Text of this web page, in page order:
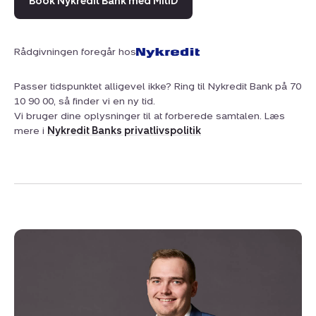
Rådgivningen foregår hos
Passer tidspunktet alligevel ikke? Ring til Nykredit Bank på 70
10 90 00, så finder vi en ny tid.
Vi bruger dine oplysninger til at forberede samtalen. Læs
mere i Nykredit Banks privatlivspolitik